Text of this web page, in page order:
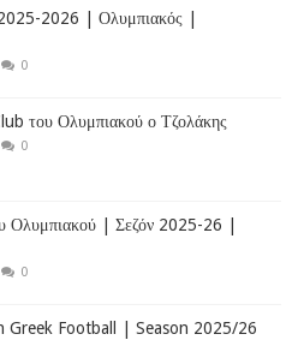
2026 | Ολυμπιακός |
0
του Ολυμπιακού ο Τζολάκης
0
Ολυμπιακού | Σεζόν 2025-26 |
0
Greek Football | Season 2025/26